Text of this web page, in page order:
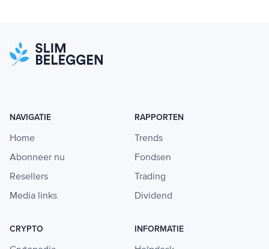
NAVIGATIE
Home
Abonneer nu
Resellers
Media links
RAPPORTEN
Trends
Fondsen
Trading
Dividend
CRYPTO INFORMATIE